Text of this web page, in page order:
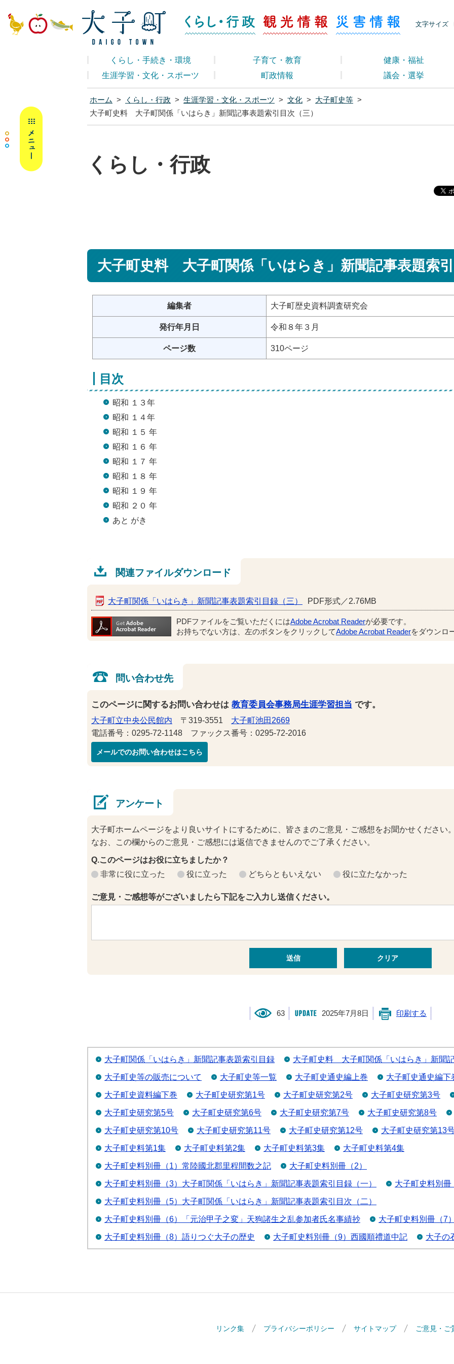
大子町ホームページ くらし・行政
文字サイズ
くらし・行政 観光情報 災害情報
くらし・手続き・環境 子育て・教育
健康・福祉
生涯学習・文化・スポーツ
町政情報 議会・選挙
ホーム > くらし・行政 > 生涯学習・文化・スポーツ > 文化 > 大子町史等 >
大子町史料 大子町関係「いはらき」新聞記事表題索引目次（三）
くらし・行政
大子町史料 大子町関係「いはらき」新聞記事表題索
編集者 大子町歴史資料調査研究会
発行年月日 令和８年３月
ページ数 310ページ
目次
昭和 １３年
昭和 １４年
昭和 １５ 年
昭和 １６ 年
昭和 １７ 年
昭和 １８ 年
昭和 １９ 年
昭和 ２０ 年
あと がき
関連ファイルダウンロード
大子町関係「いはらき」新聞記事表題索引目録（三） PDF形式／2.76MB
PDFファイルをご覧いただくにはAdobe Acrobat Readerが必要です。
お持ちでない方は、左のボタンをクリックしてAdobe Acrobat Readerをダウンロ
問い合わせ先
このページに関するお問い合わせは 教育委員会事務局生涯学習担当 です。
大子町立中央公民館内 〒319-3551 大子町池田2669
電話番号：0295-72-1148 ファックス番号：0295-72-2016
メールでのお問い合わせはこちら
アンケート
大子町ホームページをより良いサイトにするために、皆さまのご意見・ご感想をお聞かせください
なお、この欄からのご意見・ご感想には返信できませんのでご了承ください。
Q.このページはお役に立ちましたか？
非常に役に立った
役に立った どちらともいえない 役に立たなかった
ご意見・ご感想等がございましたら下記をご入力し送信ください。
63 2025年7月8日 印刷する
大子町関係「いはらき」新聞記事表題索引目録 大子町史料 大子町関係「いはらき」新聞
大子町史等の販売について 大子町史等一覧 大子町史通史編上巻 大子町史通史編下
大子町史資料編下巻 大子町史研究第1号 大子町史研究第2号 大子町史研究第3号
大子町史研究第5号 大子町史研究第6号 大子町史研究第7号 大子町史研究第8号
大子町史研究第10号 大子町史研究第11号 大子町史研究第12号 大子町史研究第13
大子町史料第1集 大子町史料第2集 大子町史料第3集 大子町史料第4集
大子町史料別冊（1）常陸國北郡里程間数之記 大子町史料別冊（2）
大子町史料別冊（3）大子町関係「いはらき」新聞記事表題索引目録（一） 大子町史料別
大子町史料別冊（5）大子町関係「いはらき」新聞記事表題索引目次（二）
大子町史料別冊（6）「元治甲子之変」天狗諸生之乱参加者氏名事績抄 大子町史料別冊（7
大子町史料別冊（8）語りつぐ大子の歴史 大子町史料別冊（9）西國順禮道中記 大子の
リンク集 プライバシーポリシー サイトマップ ご意見・ご